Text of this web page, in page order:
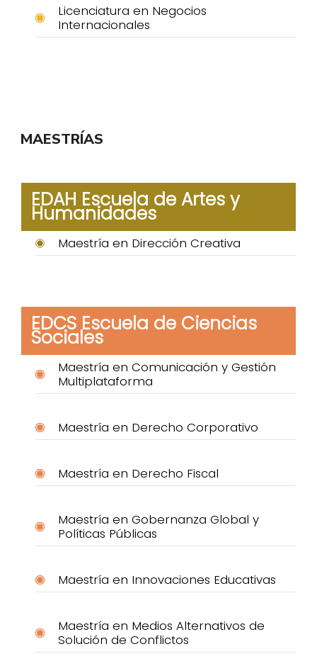
Licenciatura en Negocios
Internacionales
MAESTRÍAS
EDAH Escuela de Artes y
Humanidades
Maestría en Dirección Creativa
EDCS Escuela de Ciencias
Sociales
Maestría en Comunicación y Gestión
Multiplataforma
Maestría en Derecho Corporativo
Maestría en Derecho Fiscal
Maestría en Gobernanza Global y
Políticas Públicas
Maestría en Innovaciones Educativas
Maestría en Medios Alternativos de
Solución de Conflictos